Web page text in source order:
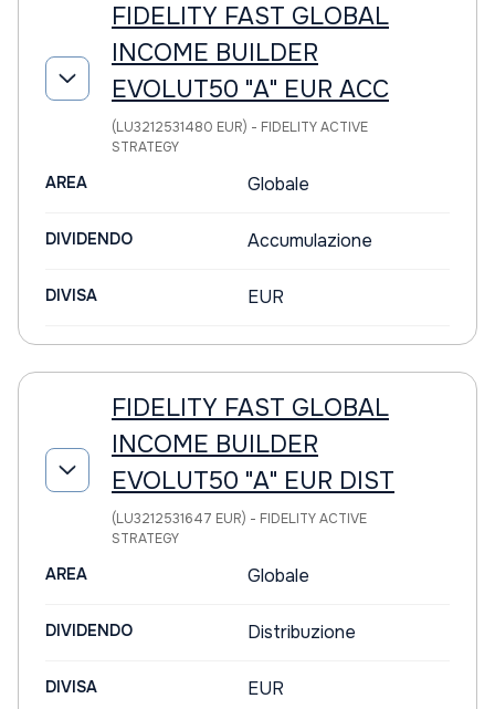
FIDELITY FAST GLOBAL
INCOME BUILDER
EVOLUT50 "A" EUR ACC
(LU3212531480 EUR) - FIDELITY ACTIVE
STRATEGY
AREA Globale
DIVIDENDO Accumulazione
DIVISA EUR
FIDELITY FAST GLOBAL
INCOME BUILDER
EVOLUT50 "A" EUR DIST
(LU3212531647 EUR) - FIDELITY ACTIVE
STRATEGY
AREA Globale
DIVIDENDO Distribuzione
DIVISA EUR